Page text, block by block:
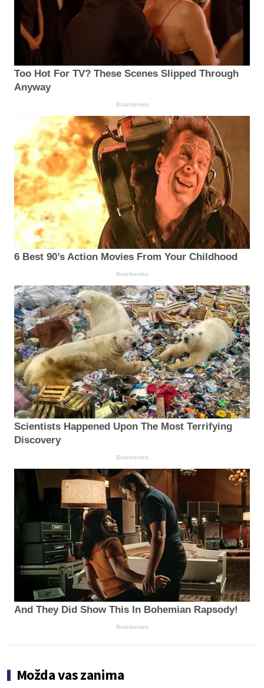
Too Hot For TV? These Scenes Slipped Through
Anyway
Brainberries
6 Best 90’s Action Movies From Your Childhood
Brainberries
Scientists Happened Upon The Most Terrifying
Discovery
Brainberries
And They Did Show This In Bohemian Rapsody!
Brainberries
Možda vas zanima